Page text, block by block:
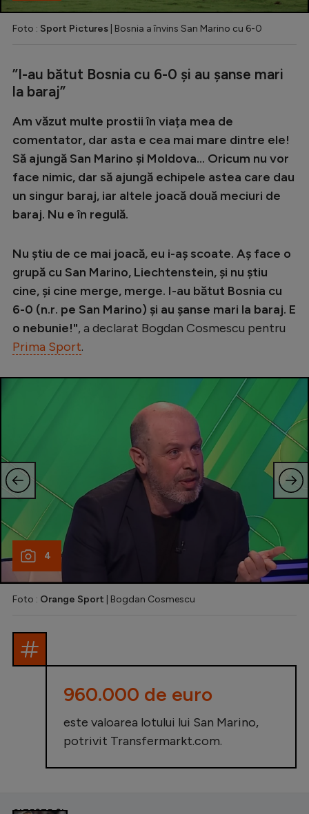
Foto : Sport Pictures | Bosnia a învins San Marino cu 6-0
”I-au bătut Bosnia cu 6-0 și au șanse mari
la baraj”
Am văzut multe prostii în viața mea de
comentator, dar asta e cea mai mare dintre ele!
Să ajungă San Marino și Moldova... Oricum nu vor
face nimic, dar să ajungă echipele astea care dau
un singur baraj, iar altele joacă două meciuri de
baraj. Nu e în regulă.
Nu știu de ce mai joacă, eu i-aș scoate. Aș face o
grupă cu San Marino, Liechtenstein, și nu știu
cine, și cine merge, merge. I-au bătut Bosnia cu
6-0 (n.r. pe San Marino) și au șanse mari la baraj. E
o nebunie!", a declarat Bogdan Cosmescu pentru
Prima Sport.
4
Foto : Orange Sport | Bogdan Cosmescu
960.000 de euro
este valoarea lotului lui San Marino,
potrivit Transfermarkt.com.
CITEȘTE ȘI